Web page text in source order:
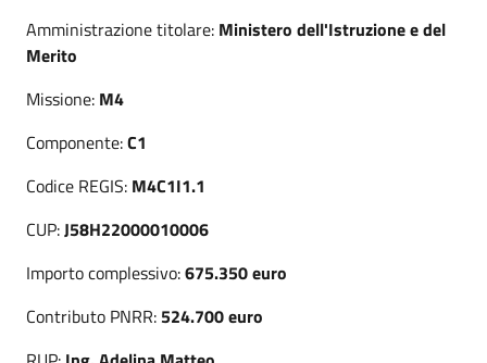
Amministrazione titolare: Ministero dell'Istruzione e del
Merito
Missione: M4
Componente:C1
Codice REGIS: M4C1I1.1
CUP:J58H22000010006
Importo complessivo:675.350 euro
Contributo PNRR: 524.700 euro